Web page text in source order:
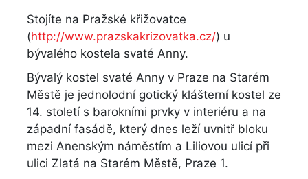
Stojíte na Pražské křižovatce
(http://www.prazskakrizovatka.cz/) u
bývalého kostela svaté Anny.
Bývalý kostel svaté Anny v Praze na Starém
Městě je jednolodní gotický klášterní kostel ze
14. století s barokními prvky v interiéru a na
západní fasádě, který dnes leží uvnitř bloku
mezi Anenským náměstím a Liliovou ulicí při
ulici Zlatá na Starém Městě, Praze 1.